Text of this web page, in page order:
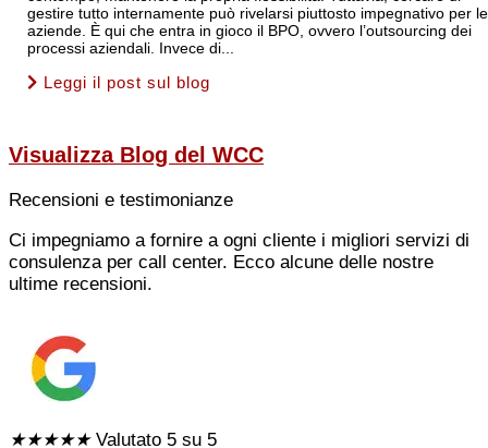
gestire tutto internamente può rivelarsi piuttosto impegnativo per le
aziende. È qui che entra in gioco il BPO, ovvero l’outsourcing dei
processi aziendali. Invece di...
Leggi il post sul blog
Visualizza Blog del WCC
Recensioni e testimonianze
Ci impegniamo a fornire a ogni cliente i migliori servizi di
consulenza per call center. Ecco alcune delle nostre
ultime recensioni.
★★★★★ Valutato 5 su 5